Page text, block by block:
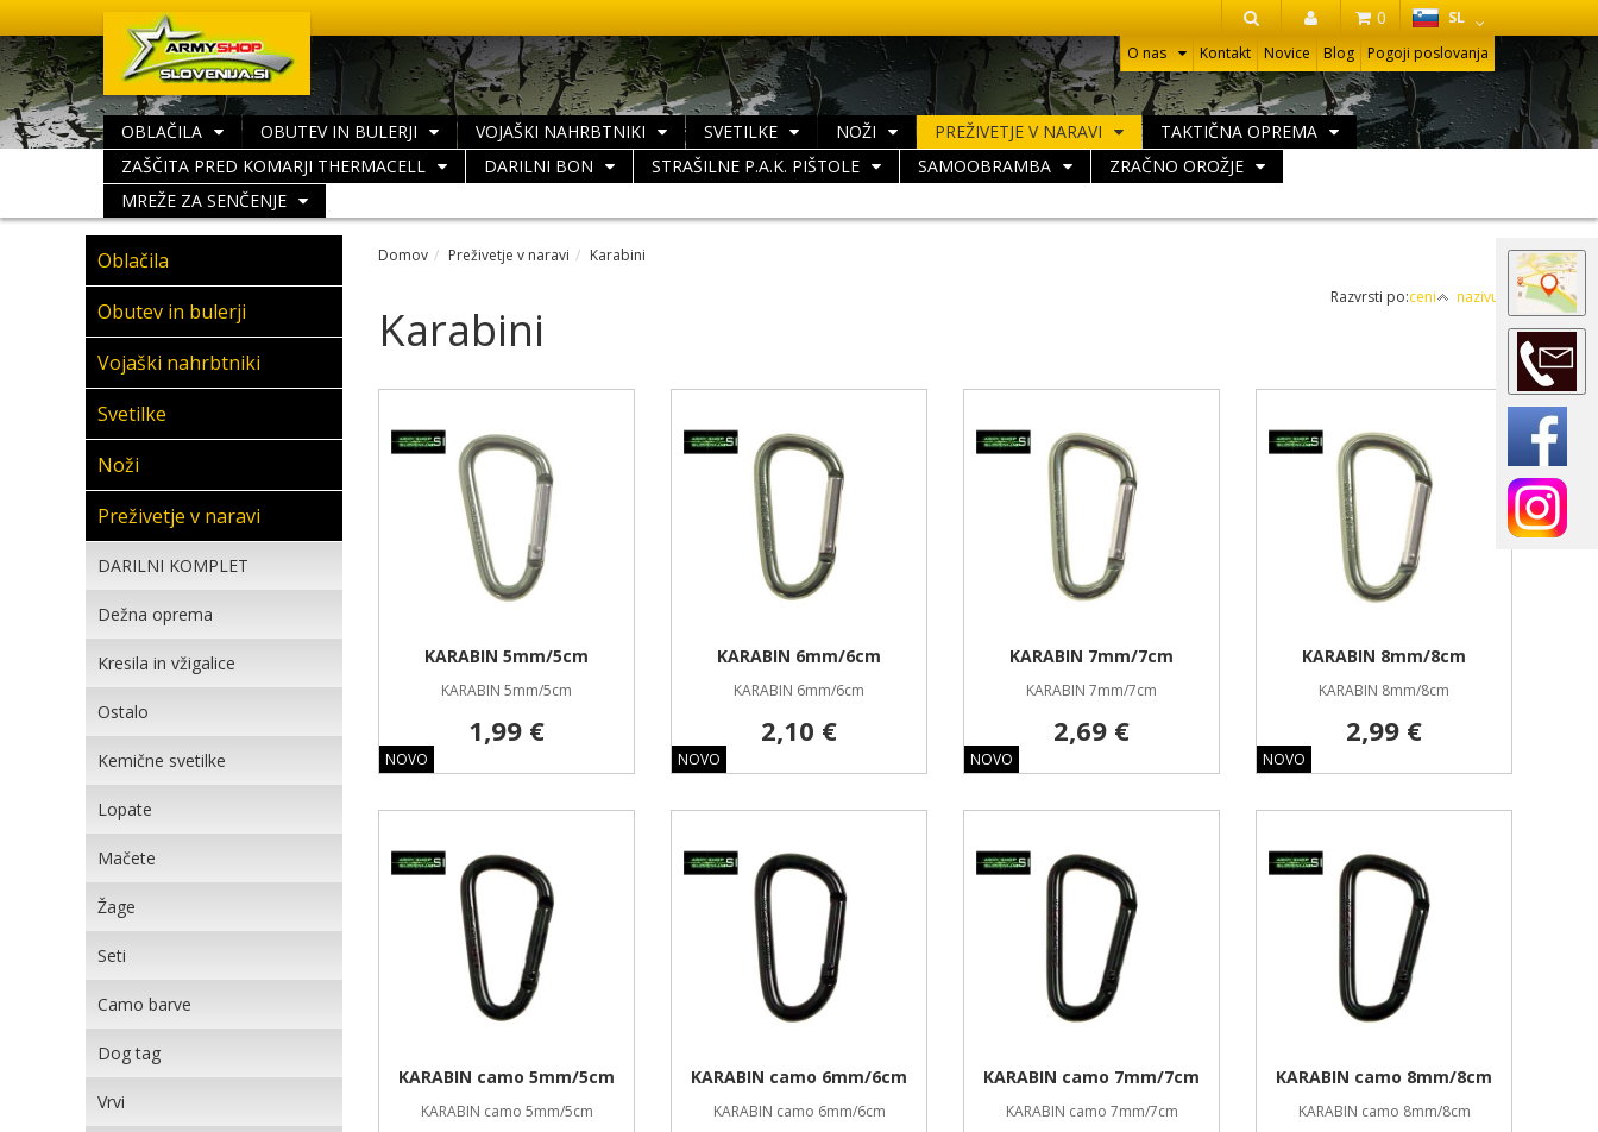
IŠČI
SL
0
O nas Kontakt Novice Blog Pogoji poslovanja
OBLAČILA OBUTEV IN BULERJI VOJAŠKI NAHRBTNIKI SVETILKE NOŽI PREŽIVETJE V NARAVI
TAKTIČNA OPREMA
ZAŠČITA PRED KOMARJI THERMACELL
DARILNI BON STRAŠILNE P.A.K. PIŠTOLE SAMOOBRAMBA
ZRAČNO OROŽJE
MREŽE ZA SENČENJE
Oblačila
Obutev in bulerji
Vojaški nahrbtniki
Svetilke
Noži
Preživetje v naravi
DARILNI KOMPLET
Dežna oprema
Kresila in vžigalice
Ostalo
Kemične svetilke
Lopate
Mačete
Žage
Seti
Camo barve
Dog tag
Vrvi
Domov Preživetje v naravi Karabini
Razvrsti po:ceni nazivu
Karabini
NOVO
KARABIN 5mm/5cm
KARABIN 5mm/5cm
1,99 €
NOVO
KARABIN 6mm/6cm
KARABIN 6mm/6cm
2,10 €
NOVO
KARABIN 7mm/7cm
KARABIN 7mm/7cm
2,69 €
NOVO
KARABIN 8mm/8cm
KARABIN 8mm/8cm
2,99 €
KARABIN camo 5mm/5cm
KARABIN camo 5mm/5cm
KARABIN camo 6mm/6cm
KARABIN camo 6mm/6cm
KARABIN camo 7mm/7cm
KARABIN camo 7mm/7cm
KARABIN camo 8mm/8cm
KARABIN camo 8mm/8cm